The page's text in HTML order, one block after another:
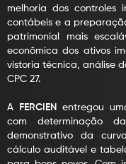
melhoria dos controles
contábeis e a
patrimonial mais
econômica dos ativos
vistoria técnica, análise
CPC 27.
A FERCIEN
entregou
com determinação
demonstrativo da
cálculo auditável e